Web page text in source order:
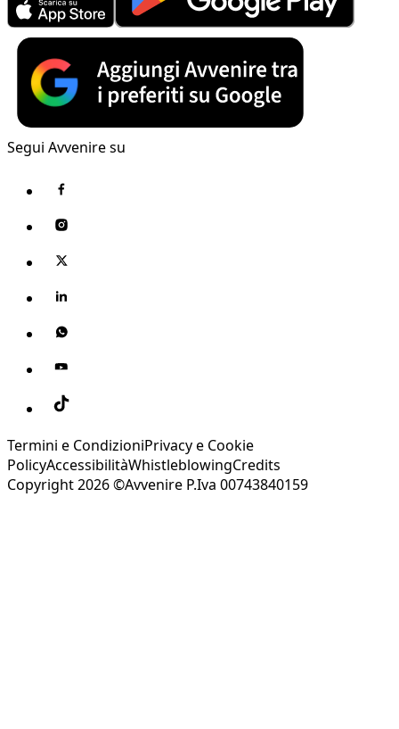
Segui Avvenire su
Termini e CondizioniPrivacy e Cookie
PolicyAccessibilitàWhistleblowingCredits
Copyright 2026 ©Avvenire P.Iva 00743840159